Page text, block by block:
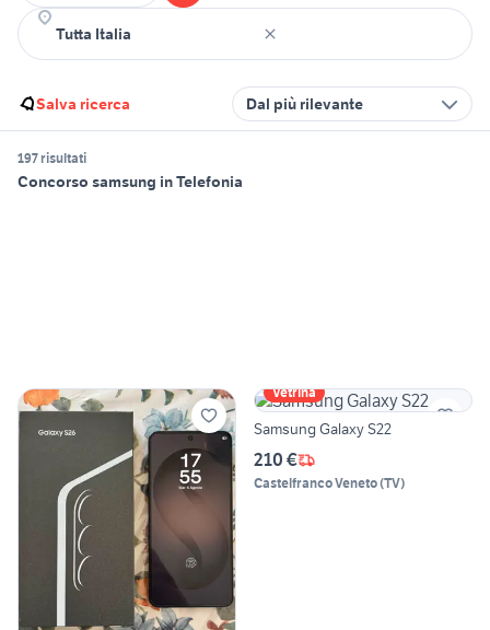
Salva ricerca Dal più rilevante
197 risultati
Concorso samsung in Telefonia
Vetrina
Samsung Galaxy S22
210 €
Castelfranco Veneto(TV)